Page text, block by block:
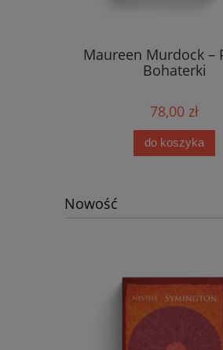
Maureen Murdock –
Bohaterki
78,00 zł
do koszyka
Nowość